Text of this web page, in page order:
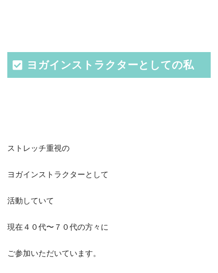
ヨガインストラクターとしての私
ストレッチ重視の
ヨガインストラクターとして
活動していて
現在４０代〜７０代の方々に
ご参加いただいています。